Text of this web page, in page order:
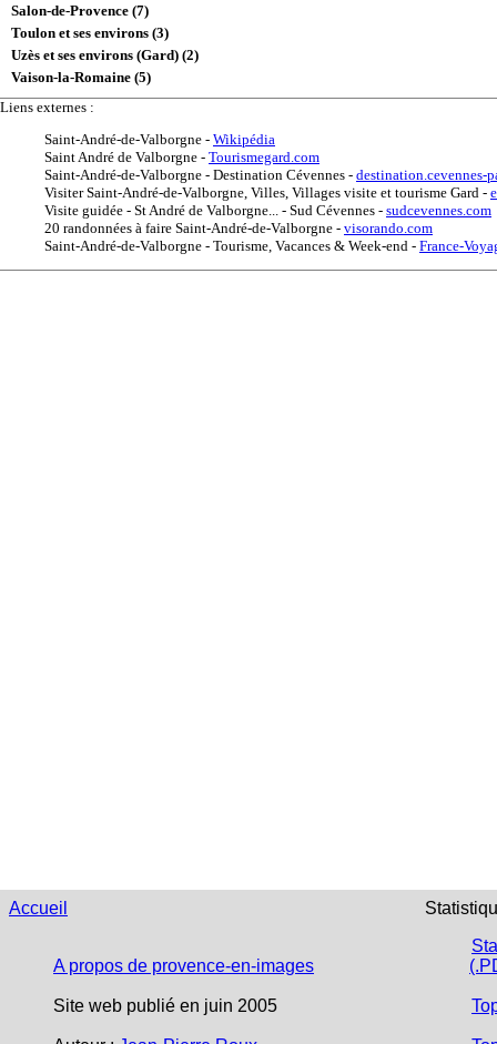
Salon-de-Provence (7)
Toulon et ses environs (3)
Uzès et ses environs (Gard) (2)
Vaison-la-Romaine (5)
Liens externes :
Saint-André-de-Valborgne - Wikipédia
Saint André de Valborgne - Tourismegard.com
Saint-André-de-Valborgne - Destination Cévennes - destination.cevennes-
Visiter Saint-André-de-Valborgne, Villes, Villages visite et tourisme Gard -
Visite guidée - St André de Valborgne... - Sud Cévennes - sudcevennes.com
20 randonnées à faire Saint-André-de-Valborgne - visorando.com
Saint-André-de-Valborgne - Tourisme, Vacances & Week-end - France-
Accueil
A propos de provence-en-images
Site web publié en juin 2005